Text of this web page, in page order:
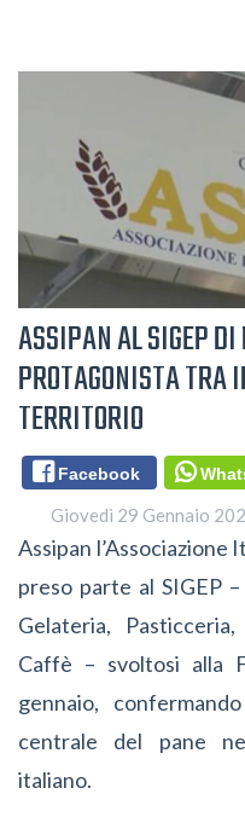
ASSIPAN AL SIGEP
PROTAGONISTA TRA
TERRITORIO
Facebook
Giovedì 29 Gennaio
Assipan
preso parte al SIGEP
Gelateria,
Caffè – svoltosi alla
gennaio,
centrale del pane
italiano.